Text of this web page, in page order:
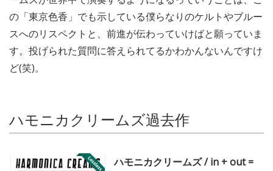
の「東京色香」でも示している僕らなりのケルトやブルー
スへのリスペクトと、前進が伝わっていけばと願っていま
す。投げられた質問に答えられてるかわかんないんですけ
ど(笑)。
ハモニカクリームズ過去作
ハモニカクリームズ / in + out =